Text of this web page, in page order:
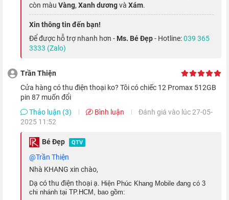
Hơn nữa, ngoài khả năng zoom quang 3x của ống kính
telephoto thì cụm camera này còn có thể zoom quang học 6x,
video ở xa. Mặt khác, với nhiều tùy chọn hiệu ứng bokeh và
ánh sáng chất lượng, bạn có thể dễ dàng tạo nên những tác
còn màu Vàng, Xanh dươngvà Xám.
Xin thông tin đến bạn!
Để được hỗ trợ nhanh hơn - Ms. Bé Đẹp- Hotline:039 365
3333 (Zalo)
Trần Thiện
cửa hàng có thu điện thoại ko? Tôi có chiếc 12 Promax 512GB
pin 87 muốn đổi
Thảo luận (3)
Bình luận
Đánh giá vào lúc 27-05-
2025 11:52
Bé Đẹp QTV
@Trần Thiện
Nhà KHANG xin chào,
Dạ có thu điện thoại ạ. Hiện Phúc Khang Mobile đang có 3
chi nhánh tại TP.HCM, bao gồm: